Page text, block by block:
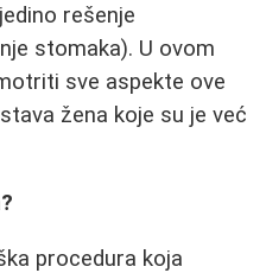
rešenje
stomaka). U ovom
sve aspekte ove
žena koje su je već
procedura koja